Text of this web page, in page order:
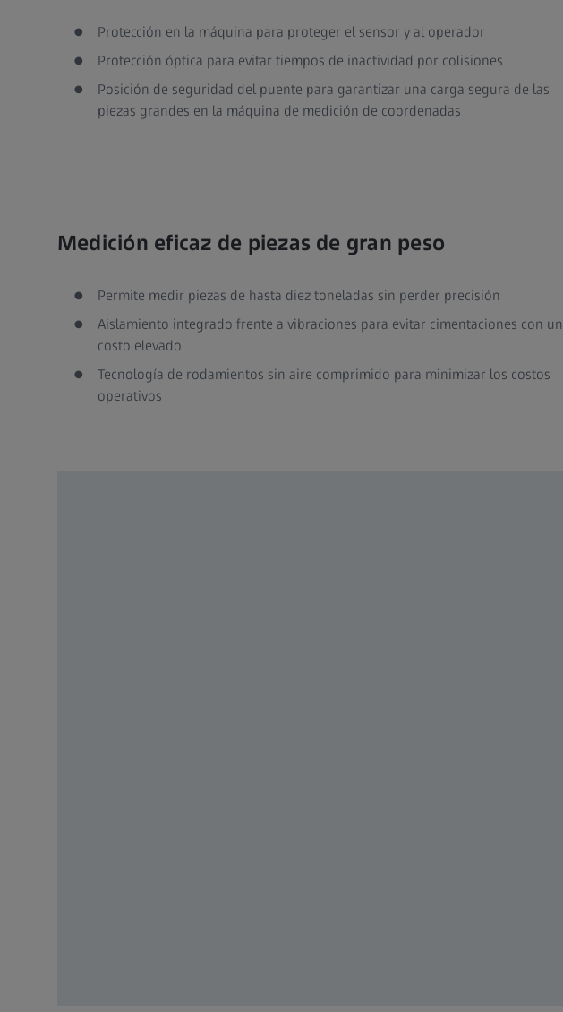
Protección en la máquina para proteger el sensor y al operador
Protección óptica para evitar tiempos de inactividad por colisiones
Posición de seguridad del puente para garantizar una carga segura de las
piezas grandes en la máquina de medición de coordenadas
Medición eficaz de piezas de gran peso
Permite medir piezas de hasta diez toneladas sin perder precisión
Aislamiento integrado frente a vibraciones para evitar cimentaciones con un
costo elevado
Tecnología de rodamientos sin aire comprimido para minimizar los costos
operativos